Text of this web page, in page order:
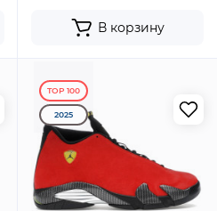
В корзину
TOP 100
2025